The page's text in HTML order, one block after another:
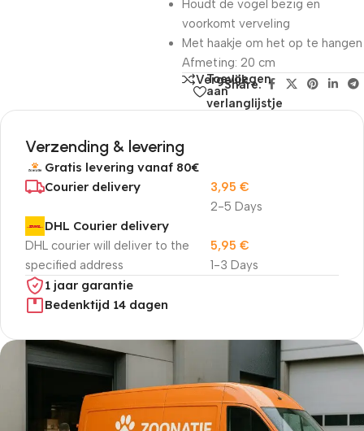
Houdt de vogel bezig en
voorkomt verveling
Met haakje om het op te hangen
Afmeting: 20 cm
Vergelijk
Toevoegen
aan
verlanglijstje
Share:
Verzending & levering
Gratis levering vanaf 80€
Courier delivery
2-5 Days
3,95 €
DHL Courier delivery
DHL courier will deliver to the
specified address
1-3 Days
5,95 €
1 jaar garantie
Bedenktijd 14 dagen